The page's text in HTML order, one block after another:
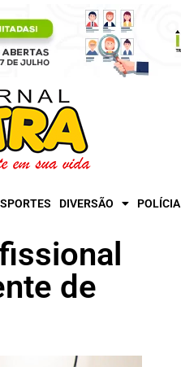
DIVERSÃO POLÍCIA
de